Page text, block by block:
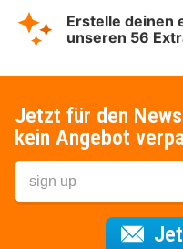
Erstelle deinen
unseren 56
Jetzt für den
kein Angebot